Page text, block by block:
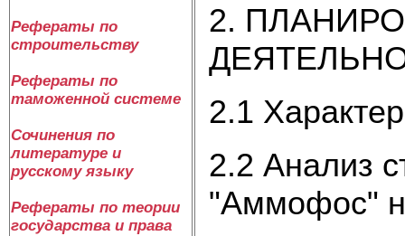
Рефераты по
строительству
Рефераты по
таможенной системе
Сочинения по
литературе и
русскому языку
Рефераты по теории
государства и права
2.
2.1
2.2 Анализ
"Аммофос"